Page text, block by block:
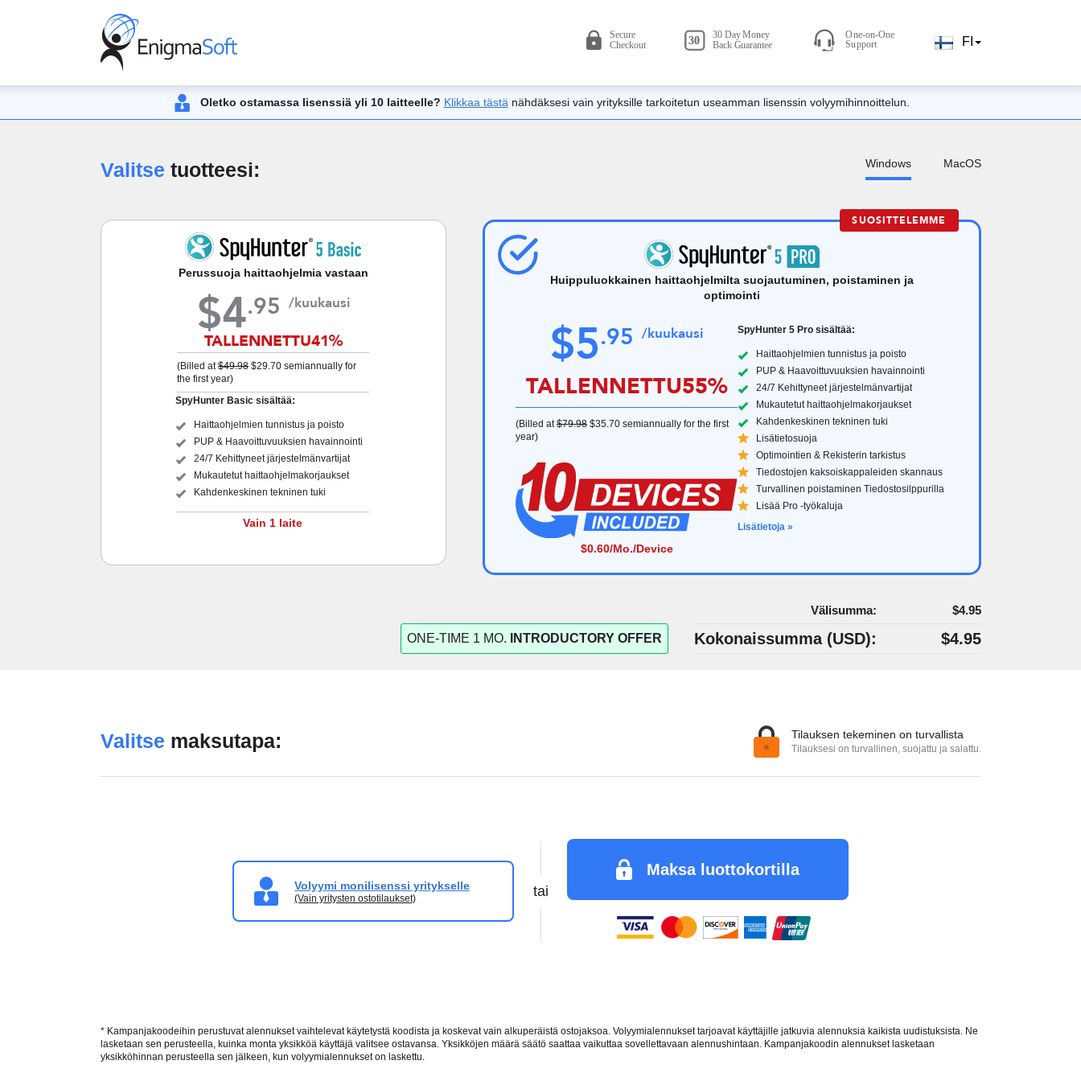
FI
Oletko ostamassa lisenssiä yli 10 laitteelle? Klikkaa tästä nähdäksesi vain yrityksille tarkoitetun useamman lisenssin volyymihinnoittelun.
Valitse tuotteesi: Windows MacOS
Perussuoja haittaohjelmia vastaan
$4.95 /kuukausi
TALLENNETTU41%
(Billed at$49.98 $29.70 semiannually for
the first year)
SpyHunter Basic sisältää:
Haittaohjelmien tunnistus ja poisto
PUP & Haavoittuvuuksien havainnointi
24/7 Kehittyneet järjestelmänvartijat
Mukautetut haittaohjelmakorjaukset
Kahdenkeskinen tekninen tuki
Vain 1 laite
SUOSITTELEMME
Huippuluokkainen haittaohjelmilta suojautuminen, poistaminen ja
optimointi
$5.95 /kuukausi
TALLENNETTU55%
(Billed at$79.98 $35.70semiannually for the first
year)
$0.60/Mo./Device
SpyHunter 5 Pro sisältää:
Haittaohjelmien tunnistus ja poisto
PUP & Haavoittuvuuksien havainnointi
24/7 Kehittyneet järjestelmänvartijat
Mukautetut haittaohjelmakorjaukset
Kahdenkeskinen tekninen tuki
Lisätietosuoja
Optimointien & Rekisterin tarkistus
Tiedostojen kaksoiskappaleiden skannaus
Turvallinen poistaminen Tiedostosilppurilla
Lisää Pro -työkaluja
Lisätietoja »
Välisumma: $4.95
ONE-TIME 1 MO. INTRODUCTORY OFFER Kokonaissumma (USD): $4.95
Valitse maksutapa: Tilauksen tekeminen on turvallista
Tilauksesi on turvallinen, suojattu ja salattu.
Volyymi monilisenssi yritykselle
(Vain yritysten ostotilaukset) tai
Maksa luottokortilla
* Kampanjakoodeihin perustuvat alennukset vaihtelevat käytetystä koodista ja koskevat vain alkuperäistä ostojaksoa. Volyymialennukset tarjoavat käyttäjille jatkuvia alennuksia kaikista uudistuksista. Ne
lasketaan sen perusteella, kuinka monta yksikköä käyttäjä valitsee ostavansa. Yksikköjen määrä säätö saattaa vaikuttaa sovellettavaan alennushintaan. Kampanjakoodin alennukset lasketaan
yksikköhinnan perusteella sen jälkeen, kun volyymialennukset on laskettu.